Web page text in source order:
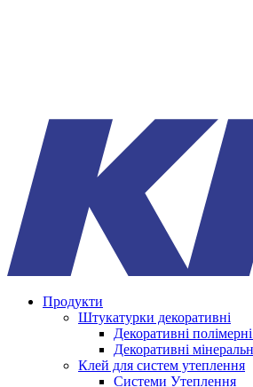
Продукти
Штукатурки декоративні
Декоративні
Декоративні
Клей для систем утеплення
Системи Утеплення